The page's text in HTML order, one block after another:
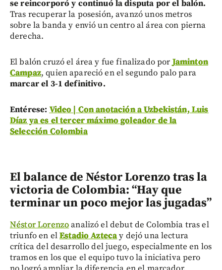
se reincorporó y continuó la disputa por el balón.
Tras recuperar la posesión, avanzó unos metros
sobre la banda y envió un centro al área con pierna
derecha.
El balón cruzó el área y fue finalizado porJaminton
Campaz, quien apareció en el segundo palo para
marcar el 3-1 definitivo.
Entérese: Video | Con anotación a Uzbekistán, Luis
Díaz ya es el tercer máximo goleador de la
Selección Colombia
El balance de Néstor Lorenzo tras la
victoria de Colombia: “Hay que
terminar un poco mejor las jugadas”
Néstor Lorenzoanalizó el debut de Colombia tras el
triunfo en elEstadio Aztecay dejó una lectura
crítica del desarrollo del juego, especialmente en los
tramos en los que el equipo tuvo la iniciativa pero